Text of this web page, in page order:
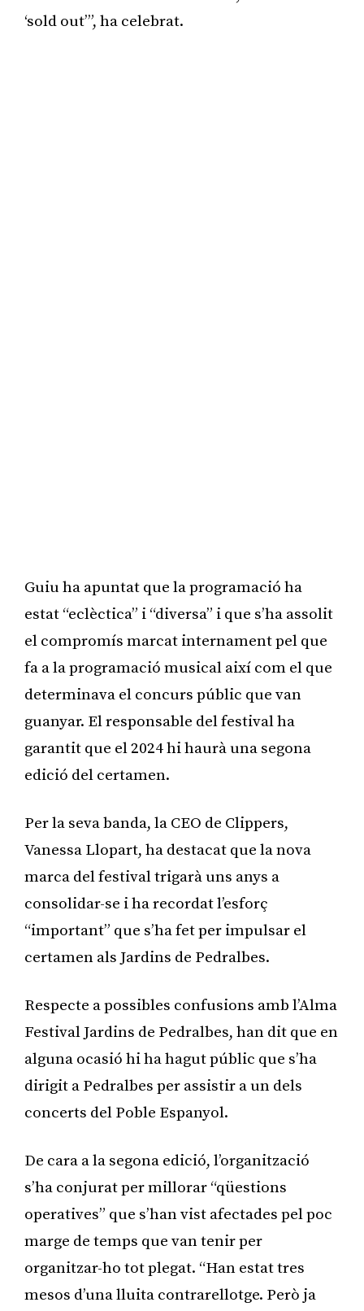
‘sold out’”, ha celebrat.
Guiu ha apuntat que la programació ha
estat “eclèctica” i “diversa” i que s’ha assolit
el compromís marcat internament pel que
fa a la programació musical així com el que
determinava el concurs públic que van
guanyar. El responsable del festival ha
garantit que el 2024 hi haurà una segona
edició del certamen.
Per la seva banda, la CEO de Clippers,
Vanessa Llopart, ha destacat que la nova
marca del festival trigarà uns anys a
consolidar-se i ha recordat l’esforç
“important” que s’ha fet per impulsar el
certamen als Jardins de Pedralbes.
Respecte a possibles confusions amb l’Alma
Festival Jardins de Pedralbes, han dit que en
alguna ocasió hi ha hagut públic que s’ha
dirigit a Pedralbes per assistir a un dels
concerts del Poble Espanyol.
De cara a la segona edició, l’organització
s’ha conjurat per millorar “qüestions
operatives” que s’han vist afectades pel poc
marge de temps que van tenir per
organitzar-ho tot plegat. “Han estat tres
mesos d’una lluita contrarellotge. Però ja